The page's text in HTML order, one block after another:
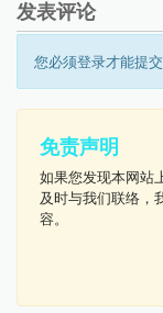
发表评论
您必须登录才能提交
免责声明
如果您发现本网站
及时与我们联络，
容。